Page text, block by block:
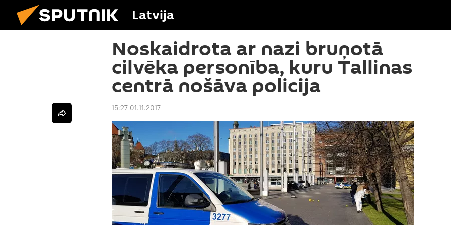
Latvija
Noskaidrota ar nazi bruņotā
cilvēka personība, kuru Tallinas
centrā nošāva policija
15:27 01.11.2017